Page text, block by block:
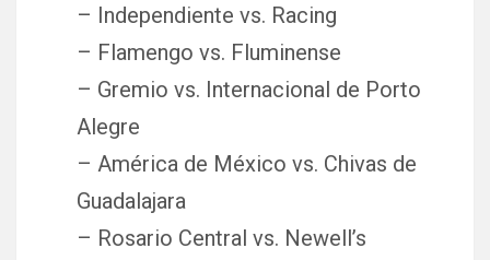
– Independiente vs. Racing
– Flamengo vs. Fluminense
– Gremio vs. Internacional de Porto
Alegre
– América de México vs. Chivas de
Guadalajara
– Rosario Central vs. Newell’s